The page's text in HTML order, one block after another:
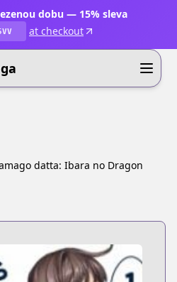
dobu — 15% sleva
at checkout
datta: Ibara no Dragon